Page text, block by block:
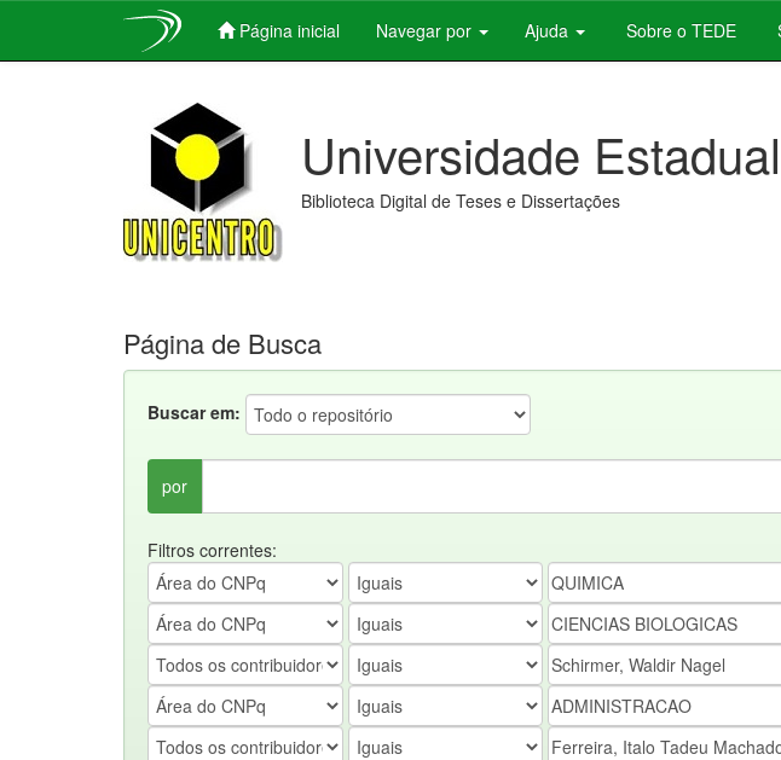
Página inicial Navegar por Ajuda Sobre o TEDE
Universidade
Biblioteca Digital de Teses e Dissertações
Página de Busca
Buscar em:
por
Filtros correntes: